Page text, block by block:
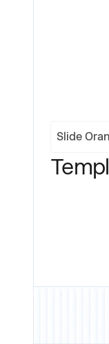
Slide